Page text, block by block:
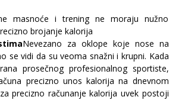
masnoće i trening ne moraju nužno
brojanje kalorija
Nevezano za oklope koje nose na
se vidi da su veoma snažni i krupni. Kada
prosečnog profesionalnog sportiste,
precizno unos kalorija na dnevnom
precizno računanje kalorija uvek postoji